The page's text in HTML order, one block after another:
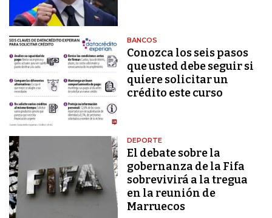
BANCOS
Conozca los seis pasos
que usted debe seguir si
quiere solicitar un
crédito este curso
DEPORTE
El debate sobre la
gobernanza de la Fifa
sobrevivirá a la tregua
en la reunión de
Marruecos